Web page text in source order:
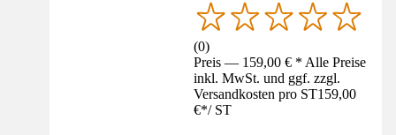
(0)
Preis — 159,00 € * Alle Preise
inkl. MwSt. und ggf. zzgl.
Versandkosten pro ST159,00
€*/ ST